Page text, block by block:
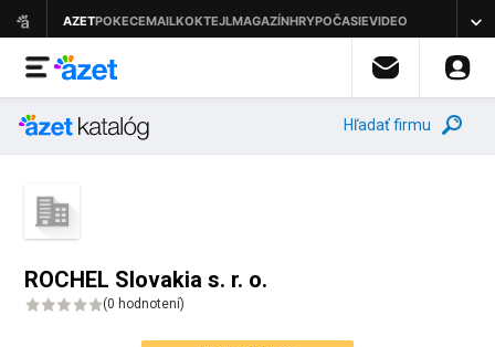
Hľadať firmu
ROCHEL Slovakia s. r. o.
(0 hodnotení)